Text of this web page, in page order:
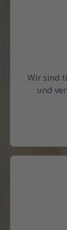
Wir sind
und